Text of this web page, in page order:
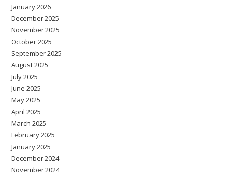
January 2026
December 2025
November 2025
October 2025
September 2025
August 2025
July 2025
June 2025
May 2025
April 2025
March 2025
February 2025
January 2025
December 2024
November 2024